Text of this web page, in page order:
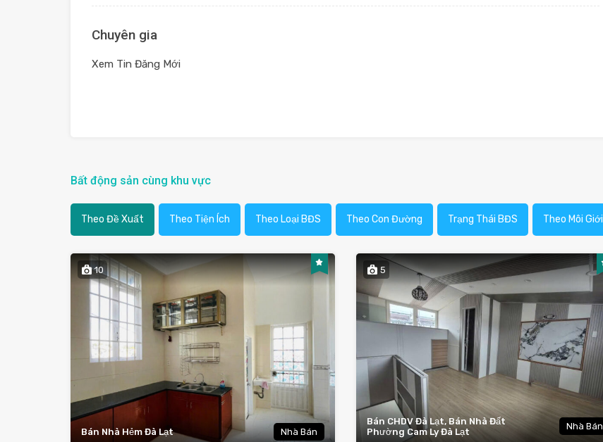
Chuyên gia
Xem Tin Đăng Mới
Bất động sản cùng khu vực
Theo Đề Xuất Theo Tiện Ích Theo Loại BĐS Theo Con Đường Trạng Thái BĐS Theo Môi Giới
10
Bán Nhà Hẻm Đà Lạt Nhà Bán
5
Bán CHDV Đà Lạt, Bán Nhà Đất
Phường Cam Ly Đà Lạt
Nhà Bán